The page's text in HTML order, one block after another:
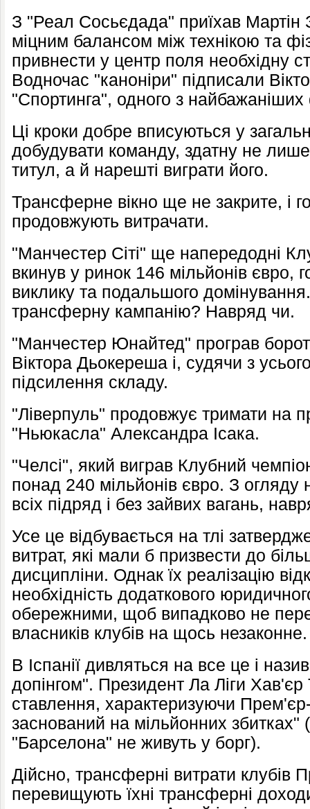
З "Реал Сосьєдада" приїхав Мартін
міцним балансом між технікою та
привнести у центр поля необхідну
Водночас "каноніри" підписали
"Спортинга", одного з
Ці кроки добре вписуються у
добудувати команду, здатну не лише
титул, а й нарешті виграти його.
Трансферне вікно ще не закрите, і
продовжують витрачати.
"Манчестер Сіті" ще напередодні
вкинув у ринок 146 мільйонів євро,
виклику та подальшого
трансферну кампанію? Навряд чи.
"Манчестер Юнайтед" програв
Віктора Дьокереша і, судячи з
підсилення складу.
"Ліверпуль" продовжує тримати на
"Ньюкасла" Александра Ісака.
"Челсі", який виграв Клубний
понад 240 мільйонів євро. З огляду
всіх підряд і без зайвих вагань,
Усе це відбувається на тлі
витрат, які мали б призвести до
дисципліни. Однак їх реалізацію
необхідність додаткового
обережними, щоб випадково не
власників клубів на щось незаконне.
В Іспанії дивляться на все це і
допінгом". Президент Ла Ліги
ставлення, характеризуючи Прем'єр-
заснований на мільйонних
"Барселона" не живуть у борг).
Дійсно, трансферні витрати клубів
перевищують їхні трансферні